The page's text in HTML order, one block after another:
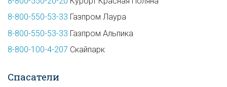
8-800-550-53-33 Газпром Лаура
8-800-550-53-33 Газпром Альпика
8-800-100-4-207 Скайпарк
Спасатели